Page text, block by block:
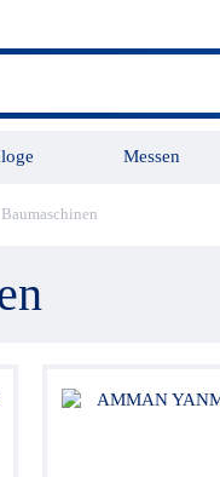
Messen